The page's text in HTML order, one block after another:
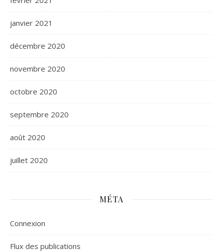
janvier 2021
décembre 2020
novembre 2020
octobre 2020
septembre 2020
août 2020
juillet 2020
MÉTA
Connexion
Flux des publications